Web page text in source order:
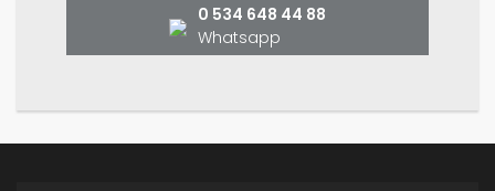
0 534 648 44 88
Whatsapp